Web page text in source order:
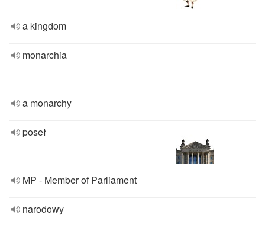
a kingdom
monarchia
a monarchy
poseł
MP - Member of Parliament
narodowy